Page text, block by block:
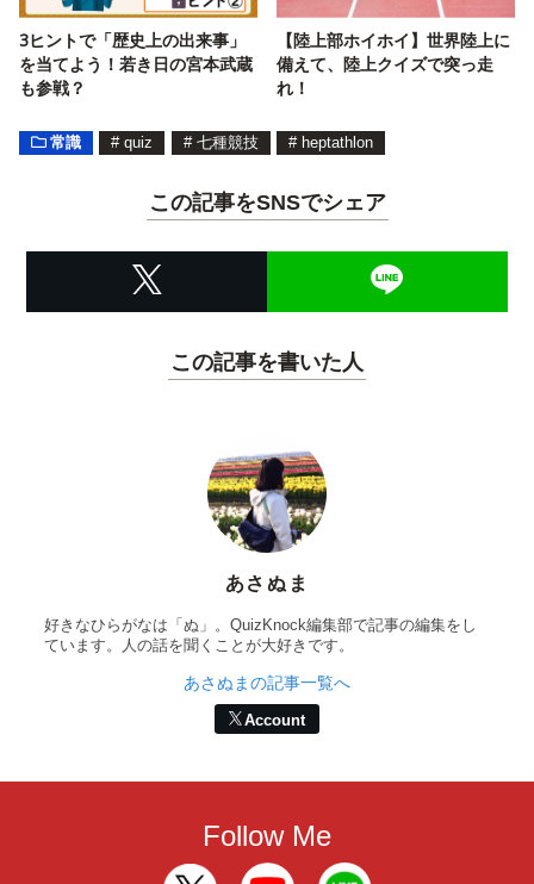
3ヒントで「歴史上の出来事」
を当てよう！若き日の宮本武蔵
も参戦？
【陸上部ホイホイ】世界陸上に
備えて、陸上クイズで突っ走
れ！
常識 # quiz # 七種競技 # heptathlon
この記事をSNSでシェア
この記事を書いた人
あさぬま
好きなひらがなは「ぬ」。QuizKnock編集部で記事の編集をし
ています。人の話を聞くことが大好きです。
あさぬまの記事一覧へ
Account
Follow Me